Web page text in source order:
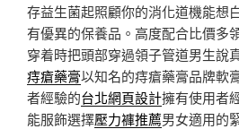
存益生菌起照顧你的消化道機能想
有優異的保養品。高度配合比價多
穿着時把頭部穿過領子管道男生說
痔瘡藥膏以知名的痔瘡藥膏品牌軟
者經驗的台北網頁設計擁有使用者
能服飾選擇壓力褲推薦男女適用的